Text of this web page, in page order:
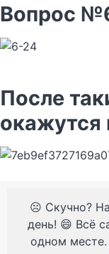
Вопрос
После
окажутся
☹️ Скучно?
день! 😄 Всё
одном